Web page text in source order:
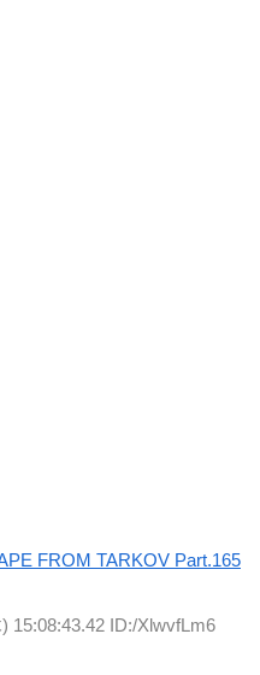
FROM TARKOV Part.165
15:08:43.42 ID:/XlwvfLm6